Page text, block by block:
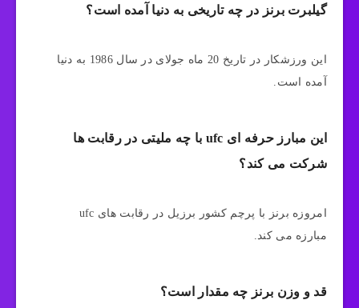
گیلبرت برنز در چه تاریخی به دنیا آمده است؟
این ورزشکار در تاریخ 20 ماه جولای در سال 1986 به دنیا
آمده است.
این مبارز حرفه ای ufc با چه ملیتی در رقابت ها
شرکت می کند؟
امروزه برنز با پرچم کشور برزیل در رقابت های ufc
مبارزه می کند.
قد و وزن برنز چه مقدار است؟